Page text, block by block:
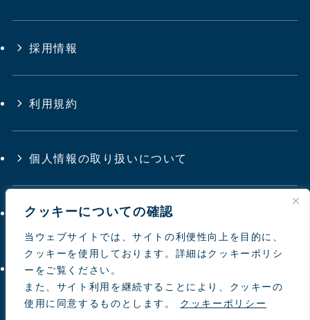
クッキーについての確認
当ウェブサイトでは、サイトの利便性向上を目的に、
クッキーを使用しております。詳細はクッキーポリシ
ーをご覧ください。
また、サイト利用を継続することにより、クッキーの
使用に同意するものとします。
クッキーポリシー
採用情報
利用規約
個人情報の取り扱いについて
サイトマップ
お問い合わせ